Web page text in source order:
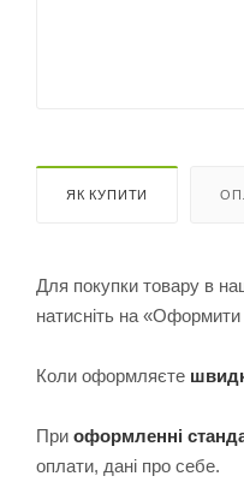
ЯК КУПИТИ
Для покупки товару в
натисніть на
Коли оформляєте
При оформленні
оплати, дані про себе.